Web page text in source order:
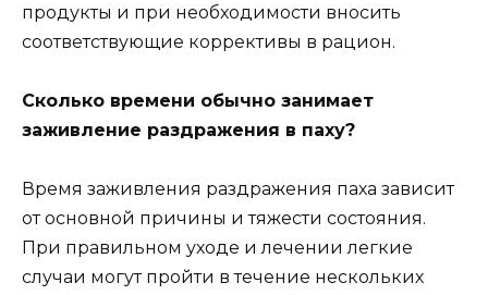
продукты и при необходимости вносить
соответствующие коррективы в рацион.
Сколько времени обычно занимает
заживление раздражения в паху?
Время заживления раздражения паха зависит
от основной причины и тяжести состояния.
При правильном уходе и лечении легкие
случаи могут пройти в течение нескольких